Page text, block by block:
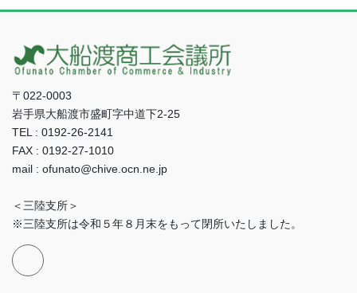
〒022-0003
岩手県大船渡市盛町字中道下2-25
TEL : 0192-26-2141
FAX : 0192-27-1010
mail : ofunato@chive.ocn.ne.jp
＜三陸支所＞
※三陸支所は令和５年８月末をもって閉所いたしました。